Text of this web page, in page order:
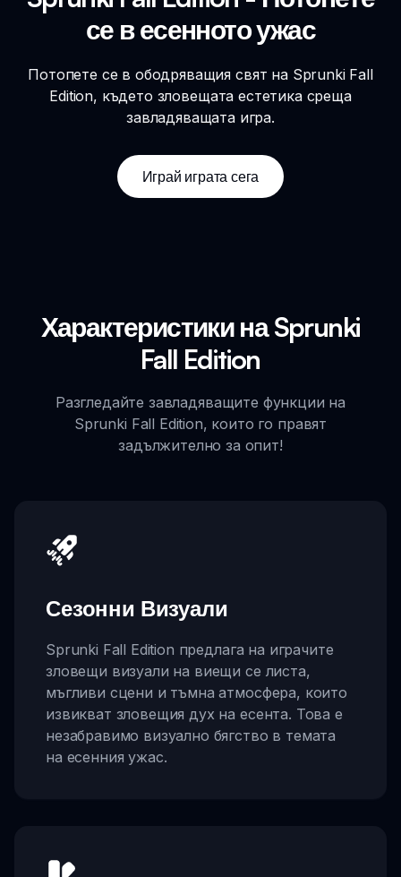
се в есенното ужас
Потопете се в ободряващия свят на Sprunki Fall
Edition, където зловещата естетика среща
завладяващата игра.
Играй играта сега
Характеристики на Sprunki
Fall Edition
Разгледайте завладяващите функции на
Sprunki Fall Edition, които го правят
задължително за опит!
Сезонни Визуали
Sprunki Fall Edition предлага на играчите
зловещи визуали на виещи се листа,
мъгливи сцени и тъмна атмосфера, които
извикват зловещия дух на есента. Това е
незабравимо визуално бягство в темата
на есенния ужас.